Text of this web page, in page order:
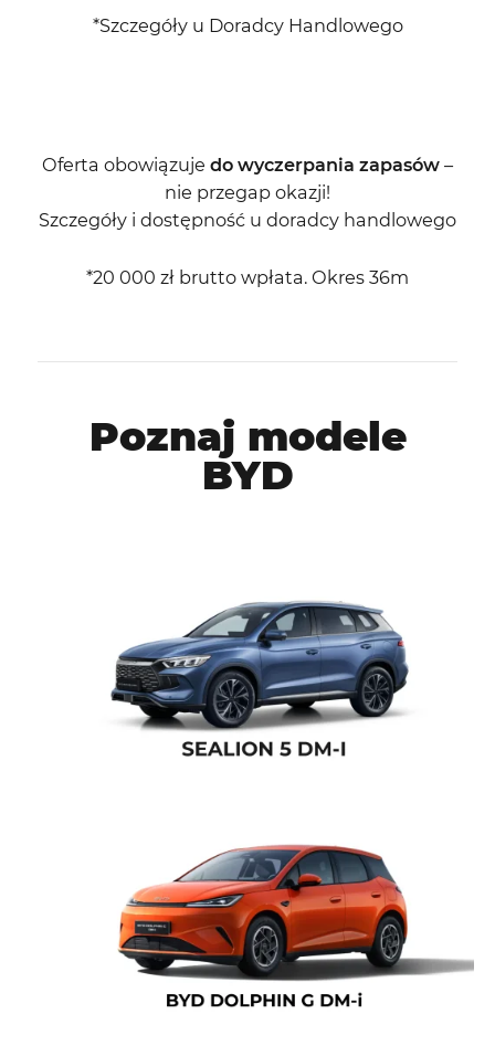
*Szczegóły u Doradcy Handlowego
Oferta obowiązuje do wyczerpania zapasów –
nie przegap okazji!
Szczegóły i dostępność u doradcy handlowego
*20 000 zł brutto wpłata. Okres 36m
Poznaj modele
BYD